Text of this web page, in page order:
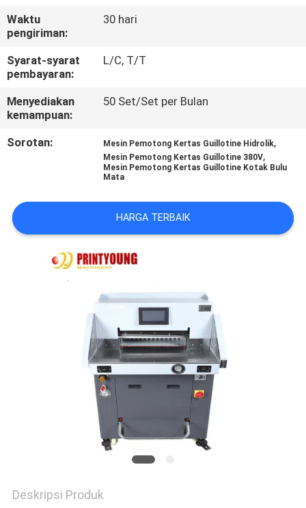
KUALITAS
HUBUNGI
KAMI
PERMINTAAN
PENAWARAN
PRIVACY
POLICY
Waktu
pengiriman:
30 hari
Syarat-syarat
pembayaran:
L/C, T/T
Menyediakan
kemampuan:
50 Set/Set per Bulan
Sorotan: Mesin Pemotong Kertas Guillotine Hidrolik,
Mesin Pemotong Kertas Guillotine 380V,
Mesin Pemotong Kertas Guillotine Kotak Bulu
Mata
HARGA TERBAIK
Deskripsi Produk